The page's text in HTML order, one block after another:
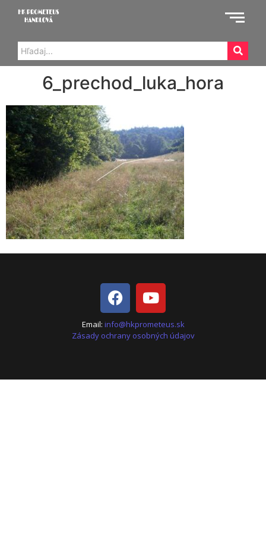
6_prechod_luka_hora
Email: info@hkprometeus.sk
Zásady ochrany osobných údajov